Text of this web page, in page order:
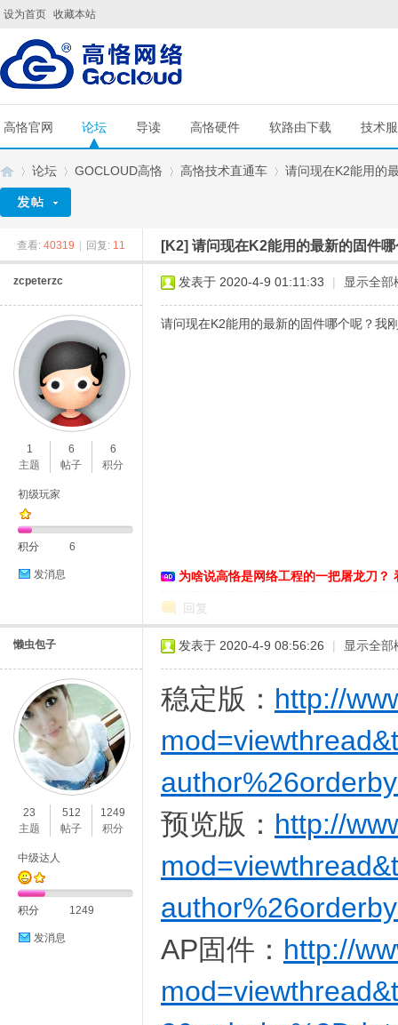
设为首页 收藏本站
高恪官网 论坛 导读 高恪硬件 软路由下载 技术
»
论坛
›
GOCLOUD高恪 高恪技术直通车
›
请问现在K2能用的
查看: 40319 回复: 11 [K2] 请问现在K2能用的最新的固件
zcpeterzc
1
主题
6
帖子
6
积分
初级玩家
积分 6
发消息
发表于 2020-4-9 01:11:33 | 显示全部
请问现在K2能用的最新的固件哪个呢？我
为啥说高恪是网络工程的一把屠龙刀？
回复
懒虫包子
23
主题
512
帖子
1249
积分
中级达人
积分 1249
发消息
发表于 2020-4-9 08:56:26 | 显示全部
稳定版： http://
预览版： http://
AP固件： http://